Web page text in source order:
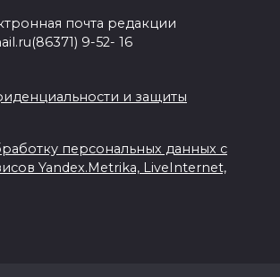
почта редакции
9-52- 16
и защиты
персональных данных с
Yandex.Metrika, LiveInternet,